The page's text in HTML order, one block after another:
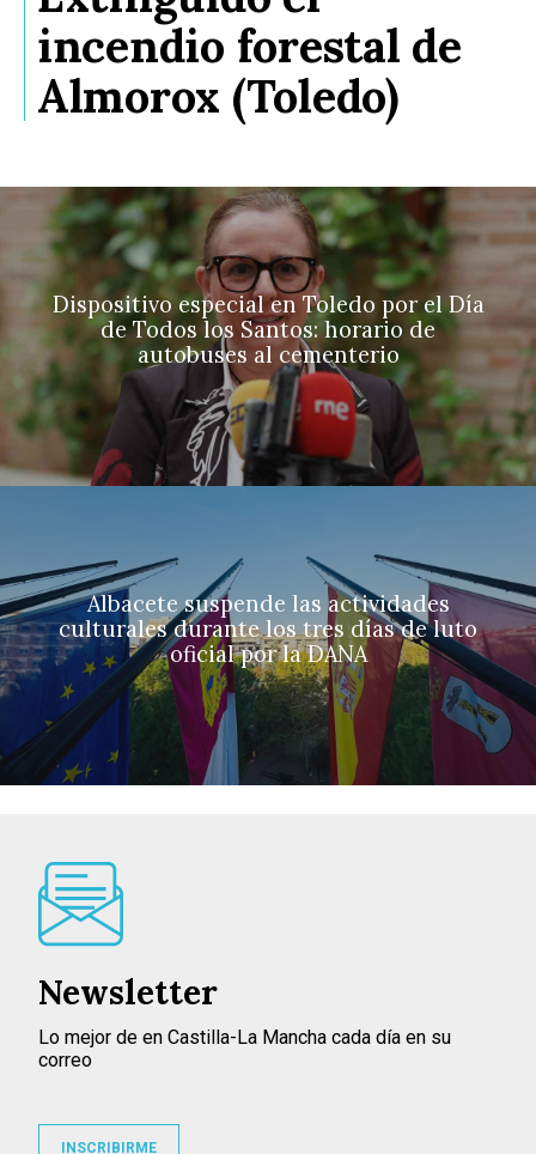
incendio forestal de
Almorox (Toledo)
Dispositivo especial en Toledo por el Día
de Todos los Santos: horario de
autobuses al cementerio
Albacete suspende las actividades
culturales durante los tres días de luto
oficial por la DANA
Newsletter
Lo mejor de en Castilla-La Mancha cada día en su
correo
INSCRIBIRME